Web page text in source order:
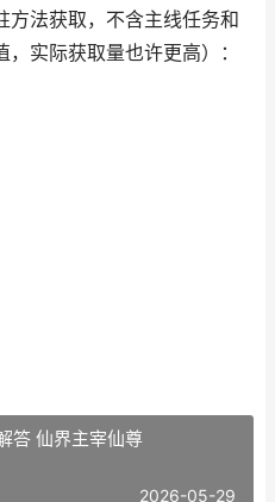
方法获取，不含主线任务和
实际获取量也许更高）：
答​​ 仙界主宰仙尊
2026-05-29